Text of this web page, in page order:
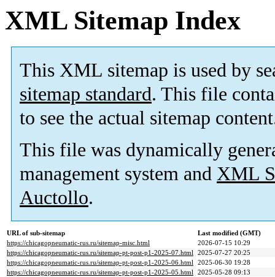
XML Sitemap Index
This XML sitemap is used by
sitemap standard. This file
to see the actual sitemap
This file was dynamically
management system and XML
Auctollo.
URL of sub-sitemap
Last modified (GMT)
https://chicagopneumatic-rus.ru/sitemap-misc.html
2026-07-15 10:29
https://chicagopneumatic-rus.ru/sitemap-pt-post-p1-2025-07.html 2025-07-27 20:25
https://chicagopneumatic-rus.ru/sitemap-pt-post-p1-2025-06.html 2025-06-30 19:28
https://chicagopneumatic-rus.ru/sitemap-pt-post-p1-2025-05.html 2025-05-28 09:13